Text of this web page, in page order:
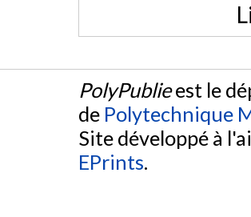
PolyPublieest le
de Polytechnique
Site développé à
EPrints.